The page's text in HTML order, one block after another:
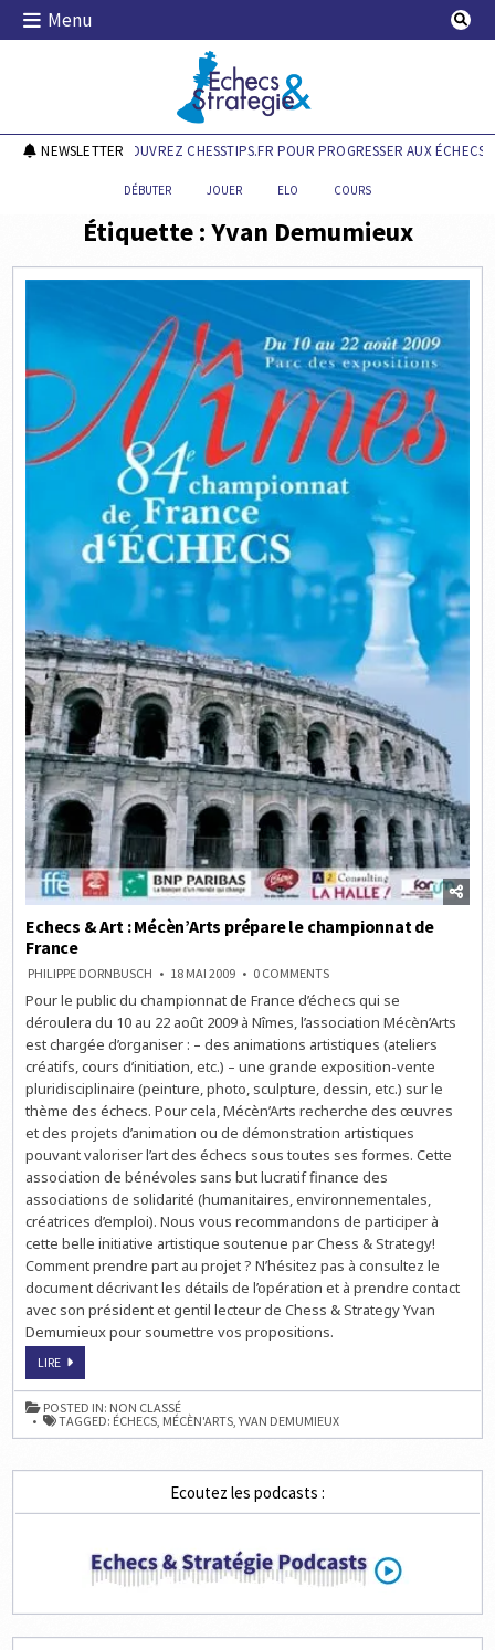
Skip
Menu
Echecs & Stratégie
NEWSLETTERDÉCOUVREZ CHESSTIPS.FR POUR PROGRESSER AUX ÉCHECS !
DÉBUTER JOUER ELO COURS
Étiquette :Yvan Demumieux
Echecs & Art : Mécèn’Arts prépare le championnat de
France
PHILIPPE DORNBUSCH 18 MAI 2009 0 COMMENTSON
&
ART
:
MÉCÈN’ARTS
PRÉPARE
LE
CHAMPIONNAT
DE
FRANCE
Pour le public du championnat de France d’échecs qui se
déroulera du 10 au 22 août 2009 à Nîmes, l’association Mécèn’Arts
est chargée d’organiser : – des animations artistiques (ateliers
créatifs, cours d’initiation, etc.) – une grande exposition-vente
pluridisciplinaire (peinture, photo, sculpture, dessin, etc.) sur le
thème des échecs. Pour cela, Mécèn’Arts recherche des œuvres
et des projets d’animation ou de démonstration artistiques
pouvant valoriser l’art des échecs sous toutes ses formes. Cette
association de bénévoles sans but lucratif finance des
associations de solidarité (humanitaires, environnementales,
créatrices d’emploi). Nous vous recommandons de participer à
cette belle initiative artistique soutenue par Chess & Strategy!
Comment prendre part au projet ? N’hésitez pas à consultez le
document décrivant les détails de l’opération et à prendre contact
avec son président et gentil lecteur de Chess & Strategy Yvan
Demumieux pour soumettre vos propositions.
LIREECHECS
ART
:
MÉCÈN’ARTS
PRÉPARE
LE
DE
POSTED IN: NON CLASSÉ
TAGGED: ÉCHECS MÉCÈN'ARTS ,YVAN DEMUMIEUX
Ecoutez les podcasts :